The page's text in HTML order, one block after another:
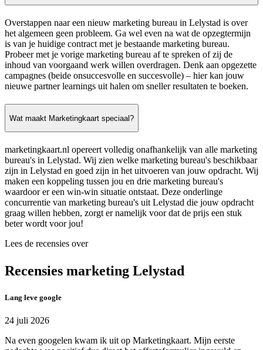
Overstappen naar een nieuw marketing bureau in Lelystad is over
het algemeen geen probleem. Ga wel even na wat de opzegtermijn
is van je huidige contract met je bestaande marketing bureau.
Probeer met je vorige marketing bureau af te spreken of zij de
inhoud van voorgaand werk willen overdragen. Denk aan opgezette
campagnes (beide onsuccesvolle en succesvolle) – hier kan jouw
nieuwe partner learnings uit halen om sneller resultaten te boeken.
Wat maakt Marketingkaart speciaal?
marketingkaart.nl opereert volledig onafhankelijk van alle marketing
bureau's in Lelystad. Wij zien welke marketing bureau's beschikbaar
zijn in Lelystad en goed zijn in het uitvoeren van jouw opdracht. Wij
maken een koppeling tussen jou en drie marketing bureau's
waardoor er een win-win situatie ontstaat. Deze onderlinge
concurrentie van marketing bureau's uit Lelystad die jouw opdracht
graag willen hebben, zorgt er namelijk voor dat de prijs een stuk
beter wordt voor jou!
Lees de recensies over
Recensies marketing Lelystad
Lang leve google
24 juli 2026
Na even googelen kwam ik uit op Marketingkaart. Mijn eerste